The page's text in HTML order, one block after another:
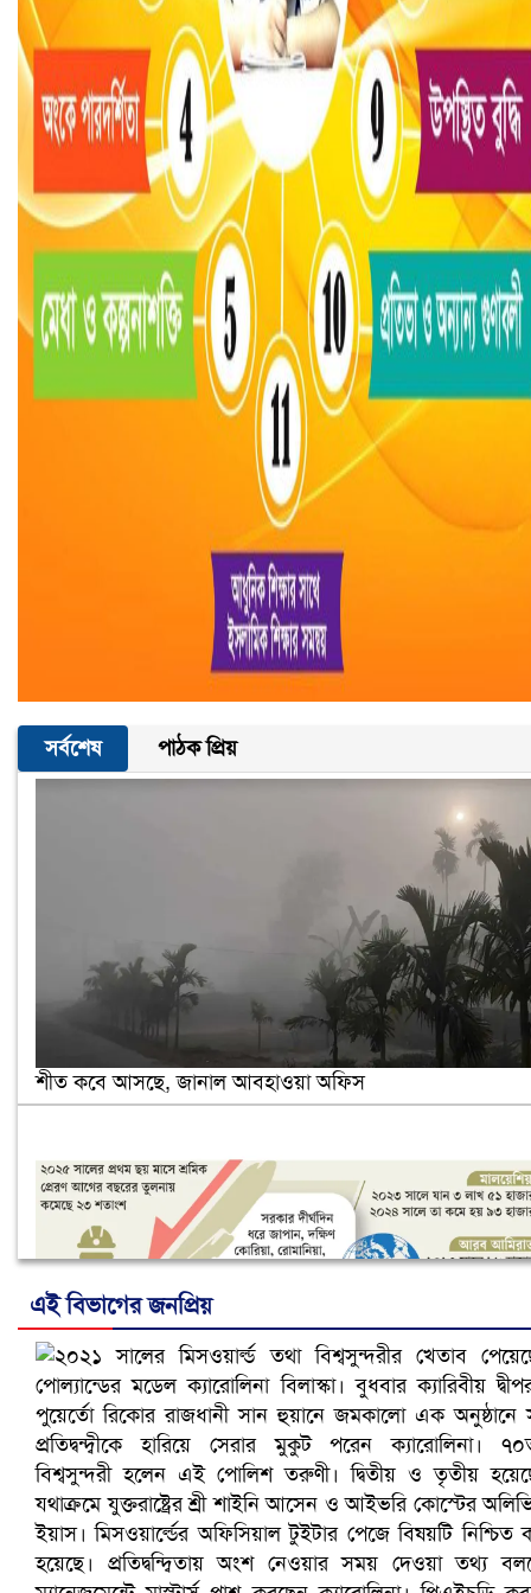
সর্বশেষ পাঠক প্রিয়
শীত কবে আসছে, জানাল আবহাওয়া অফিস
নানা সংকটে রিক্রুটিং এজেন্সি, হুমকির মুখে শ্রম রপ্তানি
এই বিভাগের জনপ্রিয়